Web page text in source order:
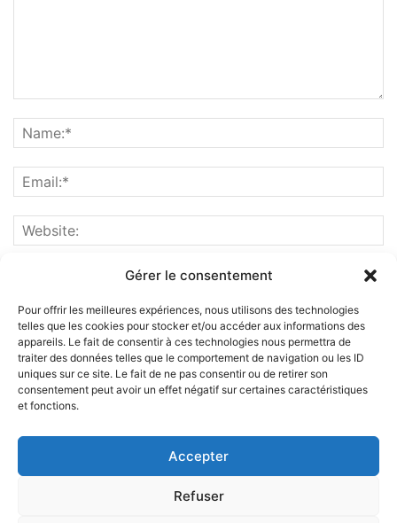
Gérer le consentement
Pour offrir les meilleures expériences, nous utilisons des technologies
telles que les cookies pour stocker et/ou accéder aux informations des
appareils. Le fait de consentir à ces technologies nous permettra de
traiter des données telles que le comportement de navigation ou les ID
uniques sur ce site. Le fait de ne pas consentir ou de retirer son
consentement peut avoir un effet négatif sur certaines caractéristiques
et fonctions.
Accepter
Refuser
ABOUT US
FOLLOW US